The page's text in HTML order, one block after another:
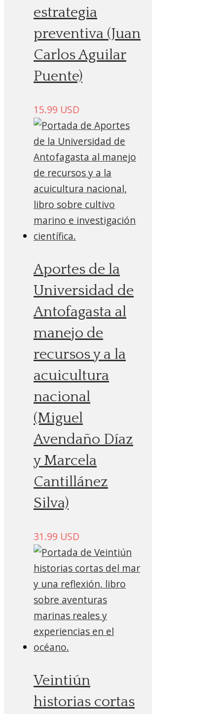
estrategia
preventiva (Juan
Carlos Aguilar
Puente)
15.99 USD
Aportes de la
Universidad de
Antofagasta al
manejo de
recursos y a la
acuicultura
nacional
(Miguel
Avendaño Díaz
y Marcela
Cantillánez
Silva)
31.99 USD
Veintiún
historias cortas